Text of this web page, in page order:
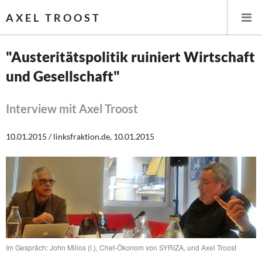
AXEL TROOST
Startseite
Themen
Leitlinien linker Wirtschafts- und Finanzpolitik
Steuer- und Finanzpolitik
Öffentliche Infrastruktur und Daseinsvorsorge
Eurokrise und Griechenland
"Austeritätspolitik ruiniert Wirtschaft
und Gesellschaft"
Interview mit Axel Troost
10.01.2015 / linksfraktion.de, 10.01.2015
Im Gespräch: John Milios (l.), Chef-Ökonom von SYRIZA, und Axel Troost